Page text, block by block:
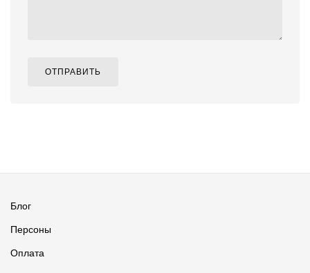
ОТПРАВИТЬ
Блог
Персоны
Оплата